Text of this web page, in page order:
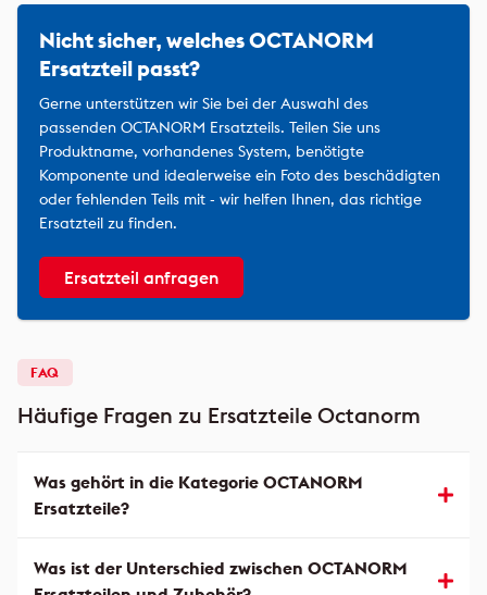
Nicht sicher, welches OCTANORM
Ersatzteil passt?
Gerne unterstützen wir Sie bei der Auswahl des
passenden OCTANORM Ersatzteils. Teilen Sie uns
Produktname, vorhandenes System, benötigte
Komponente und idealerweise ein Foto des beschädigten
oder fehlenden Teils mit - wir helfen Ihnen, das richtige
Ersatzteil zu finden.
Ersatzteil anfragen
FAQ
Häufige Fragen zu Ersatzteile Octanorm
Was gehört in die Kategorie OCTANORM
Ersatzteile?
Was ist der Unterschied zwischen OCTANORM